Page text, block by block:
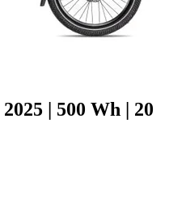
2025 | 500 Wh | 20